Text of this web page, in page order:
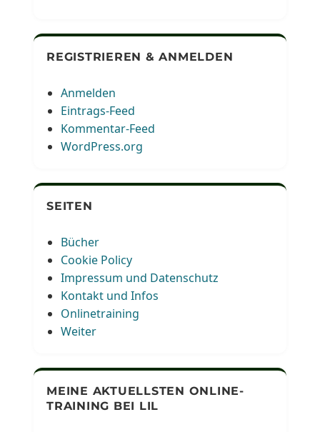
REGISTRIEREN & ANMELDEN
Anmelden
Eintrags-Feed
Kommentar-Feed
WordPress.org
SEITEN
Bücher
Cookie Policy
Impressum und Datenschutz
Kontakt und Infos
Onlinetraining
Weiter
MEINE AKTUELLSTEN ONLINE-
TRAINING BEI LIL